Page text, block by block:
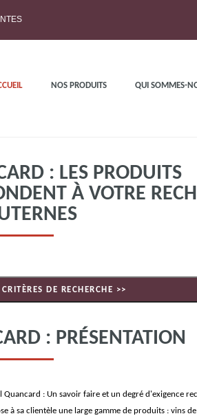
NOS PRODUITS QUI SOMMES-
: LES PRODUITS
À VOTRE
: PRÉSENTATION
Quancard : Un savoir faire et un degré d'exigence
à sa clientèle une large gamme de produits : vins